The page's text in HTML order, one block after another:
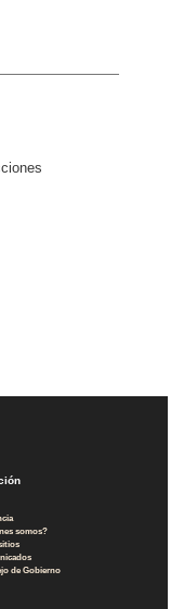
somos?
de Gobierno